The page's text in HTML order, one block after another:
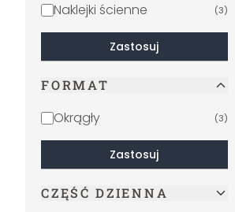
Naklejki ścienne (3)
Zastosuj
FORMAT
Okrągły (3)
Zastosuj
CZĘŚĆ DZIENNA